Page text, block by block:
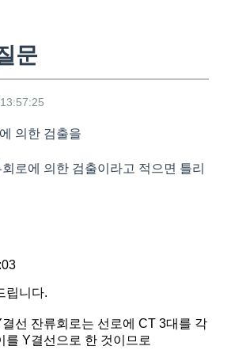
문
의한 검출을
로에 의한 검출이라고 적으면 틀리
립니다.
선 잔류회로는 선로에 CT 3대를 각
를 Y결선으로 한 것이므로